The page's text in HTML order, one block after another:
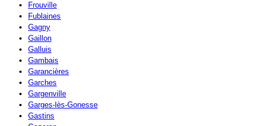
Frouville
Fublaines
Gagny
Gaillon
Galluis
Gambais
Garancières
Garches
Gargenville
Garges-lès-Gonesse
Gastins